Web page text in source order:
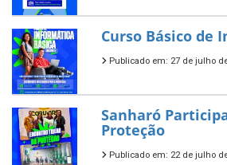
Curso Básico de
Publicado em: 27 de julho
Sanharó
Proteção
Publicado em: 22 de julho